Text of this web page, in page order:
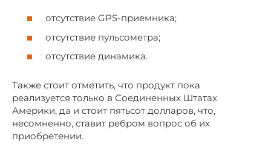
отсутствие GPS-приемника;
отсутствие пульсометра;
отсутствие динамика.
Также стоит отметить, что продукт пока
реализуется только в Соединенных Штатах
Америки, да и стоит пятьсот долларов, что,
несомненно, ставит ребром вопрос об их
приобретении.